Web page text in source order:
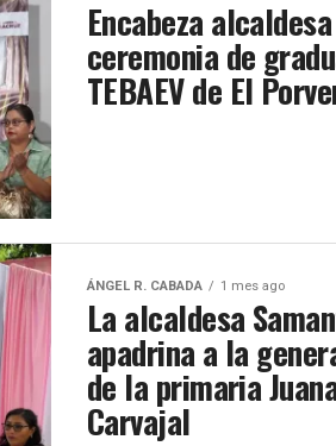
Encabeza
ceremonia de
TEBAEV de El
ÁNGEL R. CABADA 1 mes ago
La alcaldesa
apadrina a la
de la primaria
Carvajal